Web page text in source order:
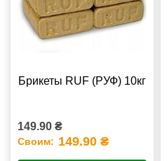
Брикеты RUF (РУФ) 10кг
149.90 ₴
Своим: 149.90 ₴